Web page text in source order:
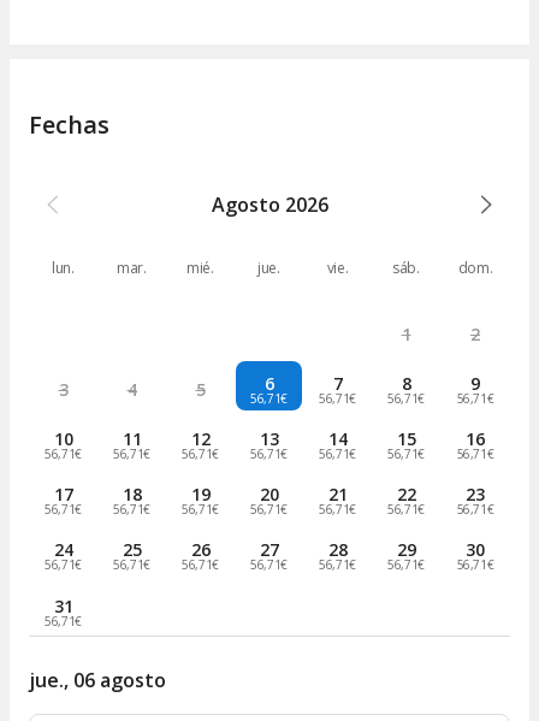
Fechas
Agosto 2026
lun. mar. mié. jue. vie. sáb. dom.
1 2
3 4 5 6
56,71€
7
56,71€
8
56,71€
9
56,71€
10
56,71€
11
56,71€
12
56,71€
13
56,71€
14
56,71€
15
56,71€
16
56,71€
17
56,71€
18
56,71€
19
56,71€
20
56,71€
21
56,71€
22
56,71€
23
56,71€
24
56,71€
25
56,71€
26
56,71€
27
56,71€
28
56,71€
29
56,71€
30
56,71€
31
56,71€
jue., 06 agosto